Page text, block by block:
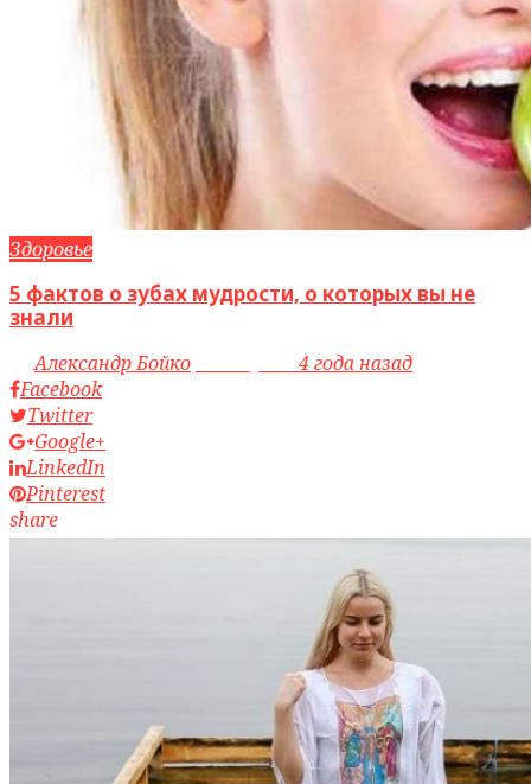
Здоровье
5 фактов о зубах мудрости, о которых вы не
знали
byАлександр Бойко
4 года назад
Facebook
Twitter
Google+
LinkedIn
Pinterest
share